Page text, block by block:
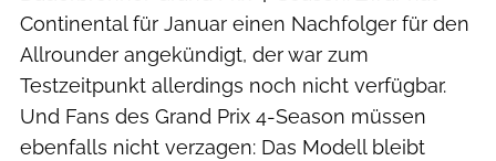
Continental für Januar einen Nachfolger für den
Allrounder angekündigt, der war zum
Testzeitpunkt allerdings noch nicht verfügbar.
Und Fans des Grand Prix 4-Season müssen
ebenfalls nicht verzagen: Das Modell bleibt